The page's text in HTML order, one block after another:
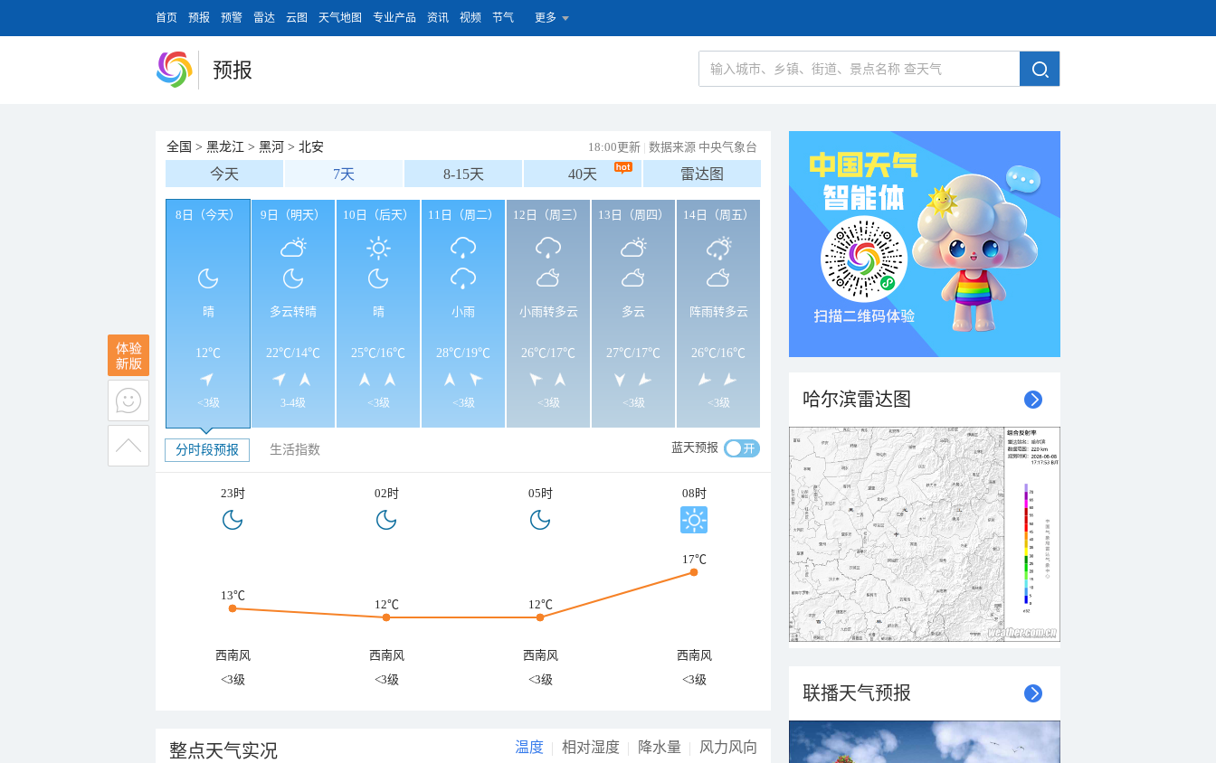
首页 预报 预警 雷达 云图 天气地图 专业产品 资讯 视频 节气 更多
预报
全国 > 黑龙江 > 黑河 > 北安 18:00更新 | 数据来源 中央气象台
今天 7天 8-15天 40天 雷达图
8日（今天）
晴
12℃
<3级
9日（明天）
多云转晴
22℃/14℃
3-4级
10日（后天）
晴
25℃/16℃
<3级
11日（周二）
小雨
28℃/19℃
<3级
12日（周三）
小雨转多云
26℃/17℃
<3级
13日（周四）
多云
27℃/17℃
<3级
14日（周五）
阵雨转多云
26℃/16℃
<3级
分时段预报 生活指数 蓝天预报
23时 02时 05时 08时
13℃
12℃ 12℃
17℃
西南风 西南风 西南风
西南风
<3级
<3级 <3级 <3级
整点天气实况 温度 相对湿度 降水量 风力风向
哈尔滨雷达图
联播天气预报